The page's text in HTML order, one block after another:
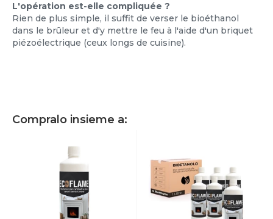
L'opération est-elle compliquée ?
Rien de plus simple, il suffit de verser le bioéthanol
dans le brûleur et d'y mettre le feu à l'aide d'un briquet
piézoélectrique (ceux longs de cuisine).
Compralo insieme a: